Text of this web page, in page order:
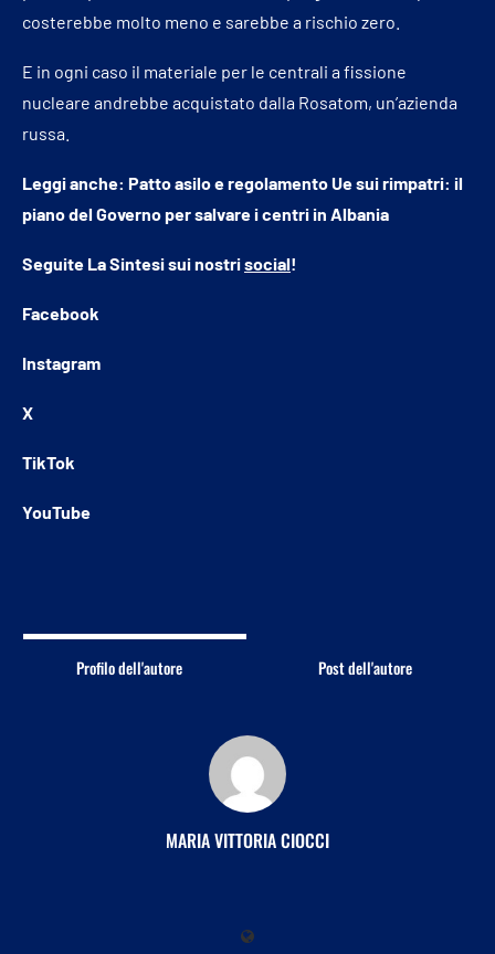
costerebbe molto meno e sarebbe a rischio zero.
E in ogni caso il materiale per le centrali a fissione
nucleare andrebbe acquistato dalla Rosatom, un’azienda
russa.
Leggi anche: Patto asilo e regolamento Ue sui rimpatri: il
piano del Governo per salvare i centri in Albania
Seguite La Sintesisui nostrisocial!
Facebook
Instagram
X
TikTok
YouTube
Profilo dell'autore Post dell'autore
MARIA VITTORIA CIOCCI